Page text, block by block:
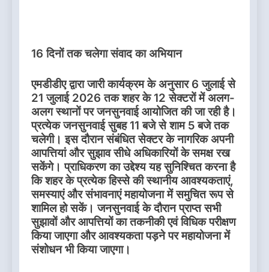
16 दिनों तक चलेगा संवाद का अभियान
एमडीडीए द्वारा जारी कार्यक्रम के अनुसार 6 जुलाई से
21 जुलाई 2026 तक शहर के 12 सेक्टरों में अलग-
अलग स्थानों पर जनसुनवाई आयोजित की जा रही है।
प्रत्येक जनसुनवाई सुबह 11 बजे से शाम 5 बजे तक
चलेगी। इस दौरान संबंधित सेक्टर के नागरिक अपनी
आपत्तियां और सुझाव सीधे अधिकारियों के समक्ष रख
सकेंगे। प्राधिकरण का उद्देश्य यह सुनिश्चित करना है
कि शहर के प्रत्येक हिस्से की स्थानीय आवश्यकताएं,
समस्याएं और संभावनाएं महायोजना में समुचित रूप से
शामिल हो सकें। जनसुनवाई के दौरान प्राप्त सभी
सुझावों और आपत्तियों का तकनीकी एवं विधिक परीक्षण
किया जाएगा और आवश्यकता पड़ने पर महायोजना में
संशोधन भी किया जाएगा।